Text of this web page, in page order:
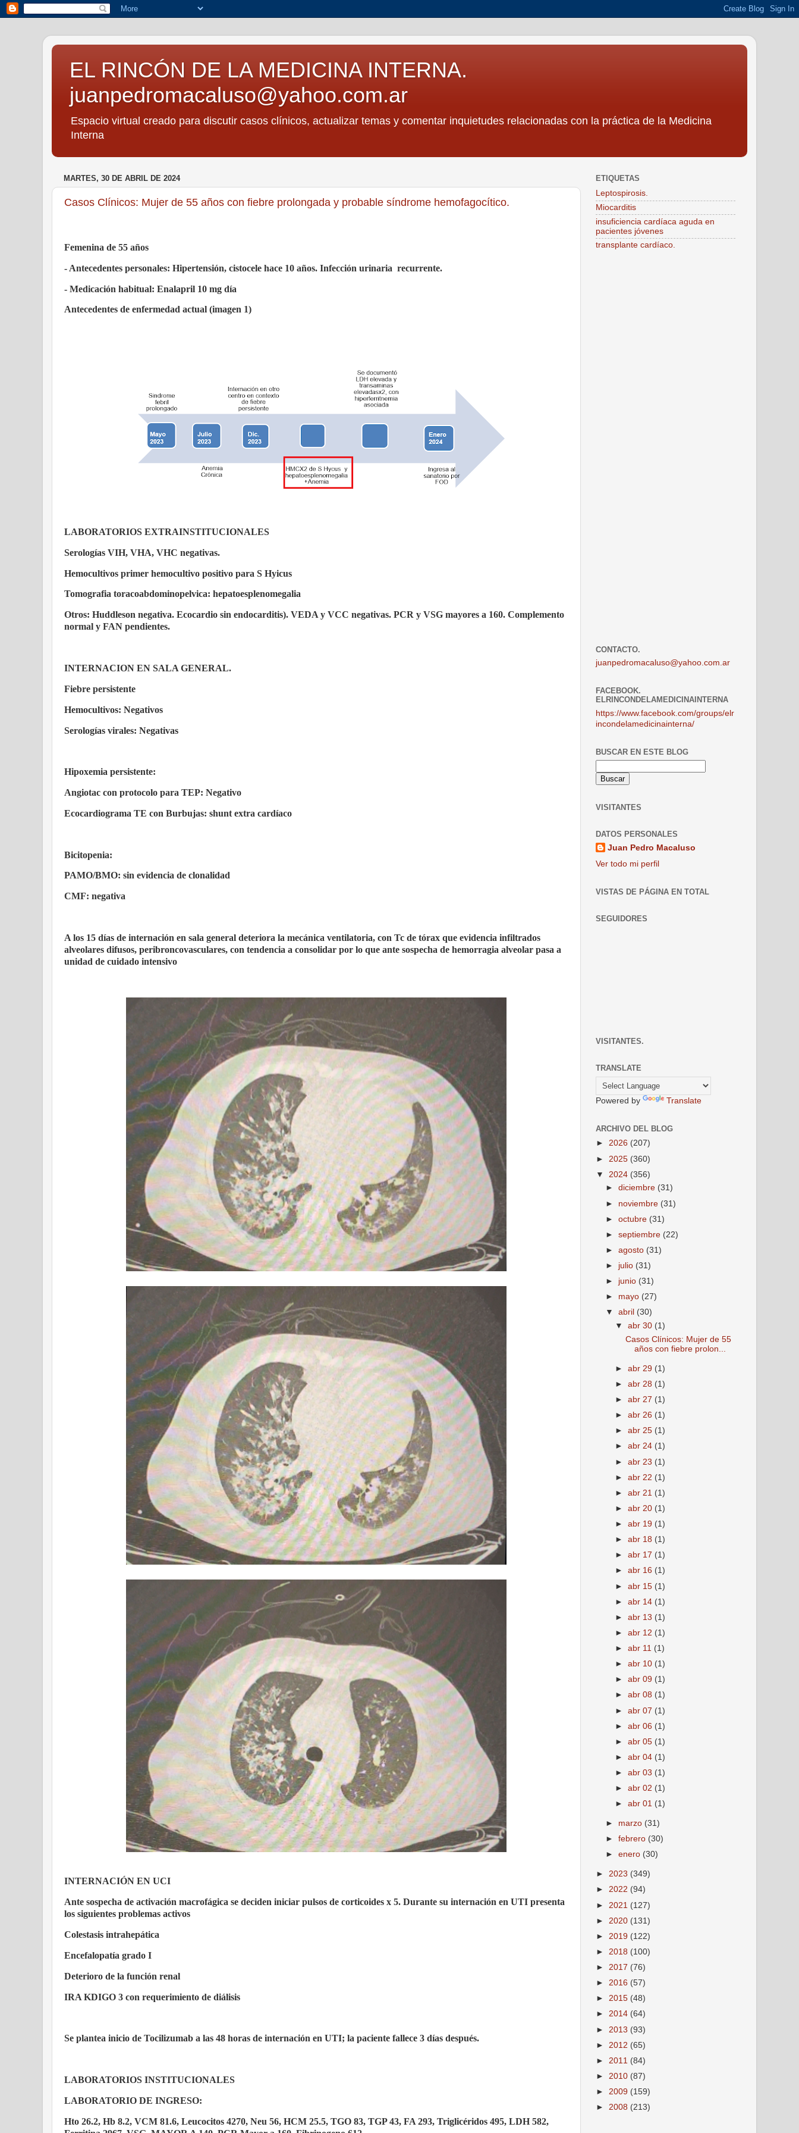
EL RINCÓN DE LA MEDICINA INTERNA.
juanpedromacaluso@yahoo.com.ar
Espacio virtual creado para discutir casos clínicos, actualizar temas y comentar inquietudes relacionadas con la práctica de la Medicina
Interna
MARTES, 30 DE ABRIL DE 2024
Casos Clínicos: Mujer de 55 años con fiebre prolongada y probable síndrome hemofagocítico.
Femenina de 55 años
- Antecedentes personales: Hipertensión, cistocele hace 10 años. Infección urinaria recurrente.
- Medicación habitual: Enalapril 10 mg día
Antecedentes de enfermedad actual (imagen 1)
LABORATORIOS EXTRAINSTITUCIONALES
Serologías VIH, VHA, VHC negativas.
Hemocultivos primer hemocultivo positivo para S Hyicus
Tomografia toracoabdominopelvica: hepatoesplenomegalia
Otros: Huddleson negativa. Ecocardio sin endocarditis). VEDA y VCC negativas. PCR y VSG mayores a 160. Complemento
normal y FAN pendientes.
INTERNACION EN SALA GENERAL.
Fiebre persistente
Hemocultivos: Negativos
Serologías virales: Negativas
Hipoxemia persistente:
Angiotac con protocolo para TEP: Negativo
Ecocardiograma TE con Burbujas: shunt extra cardíaco
Bicitopenia:
PAMO/BMO: sin evidencia de clonalidad
CMF: negativa
A los 15 días de internación en sala general deteriora la mecánica ventilatoria, con Tc de tórax que evidencia infiltrados
alveolares difusos, peribroncovasculares, con tendencia a consolidar por lo que ante sospecha de hemorragia alveolar pasa a
unidad de cuidado intensivo
INTERNACIÓN EN UCI
Ante sospecha de activación macrofágica se deciden iniciar pulsos de corticoides x 5. Durante su internación en UTI presenta
los siguientes problemas activos
Colestasis intrahepática
Encefalopatía grado I
Deterioro de la función renal
IRA KDIGO 3 con requerimiento de diálisis
Se plantea inicio de Tocilizumab a las 48 horas de internación en UTI; la paciente fallece 3 días después.
LABORATORIOS INSTITUCIONALES
LABORATORIO DE INGRESO:
Hto 26.2, Hb 8.2, VCM 81.6, Leucocitos 4270, Neu 56, HCM 25.5, TGO 83, TGP 43, FA 293, Triglicéridos 495, LDH 582,
ETIQUETAS
Leptospirosis.
Miocarditis
insuficiencia cardíaca aguda en
pacientes jóvenes
transplante cardíaco.
CONTACTO.
juanpedromacaluso@yahoo.com.ar
FACEBOOK.
ELRINCONDELAMEDICINAINTERNA
https://www.facebook.com/groups/elr
incondelamedicinainterna/
BUSCAR EN ESTE BLOG
VISITANTES
DATOS PERSONALES
Juan Pedro Macaluso
Ver todo mi perfil
VISTAS DE PÁGINA EN TOTAL
SEGUIDORES
VISITANTES.
TRANSLATE
Powered by Translate
ARCHIVO DEL BLOG
► 2026 (207)
► 2025 (360)
▼ 2024 (356)
►diciembre (31)
► noviembre (31)
►octubre (31)
►septiembre (22)
►agosto (31)
► julio (31)
► junio (31)
► mayo (27)
▼abril (30)
▼abr 30 (1)
Casos Clínicos: Mujer de 55
años con fiebre prolon...
►abr 29 (1)
►abr 28 (1)
►abr 27 (1)
►abr 26 (1)
►abr 25 (1)
►abr 24 (1)
►abr 23 (1)
►abr 22 (1)
►abr 21 (1)
►abr 20 (1)
►abr 19 (1)
►abr 18 (1)
►abr 17 (1)
►abr 16 (1)
►abr 15 (1)
►abr 14 (1)
►abr 13 (1)
►abr 12 (1)
►abr 11 (1)
►abr 10 (1)
►abr 09 (1)
►abr 08 (1)
►abr 07 (1)
►abr 06 (1)
►abr 05 (1)
►abr 04 (1)
►abr 03 (1)
►abr 02 (1)
►abr 01 (1)
► marzo (31)
►febrero (30)
►enero (30)
► 2023 (349)
► 2022 (94)
► 2021 (127)
► 2020 (131)
► 2019 (122)
► 2018 (100)
► 2017 (76)
► 2016 (57)
► 2015 (48)
► 2014 (64)
► 2013 (93)
► 2012 (65)
► 2011 (84)
► 2010 (87)
► 2009 (159)
► 2008 (213)